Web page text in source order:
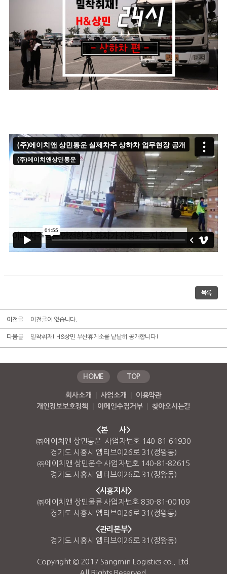
목록
이전글 이전글이 없습니다.
다음글 밀착취재! H&상민 부산휴게소를 낱낱히 공개합니다!
HOME TOP
회사소개 사업소개
이용약관
개인정보보호정책
이메일수집거부 찾아오시는길
<본 사>
㈜에이치앤 상민통운 사업자번호 140-81-61930
경기도 시흥시 엠티브이26로 31(정왕동)
㈜에이치앤 상민운수 사업자번호 140-81-82615
경기도 시흥시 엠티브이26로 31(정왕동)
<시흥지사>
㈜에이치앤 상민물류 사업자번호 830-81-00109
경기도 시흥시 엠티브이26로 31(정왕동)
<관리본부>
경기도 시흥시 엠티브이26로 31(정왕동)
Copyright © 2017 Sangmin Logistics co., Ltd.